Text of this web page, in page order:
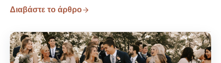
Διαβάστε το άρθρο